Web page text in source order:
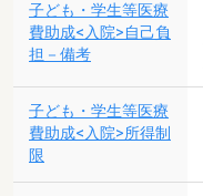
子ども・学生等医療
費助成<入院>自己負
担－備考
子ども・学生等医療
費助成<入院>所得制
限